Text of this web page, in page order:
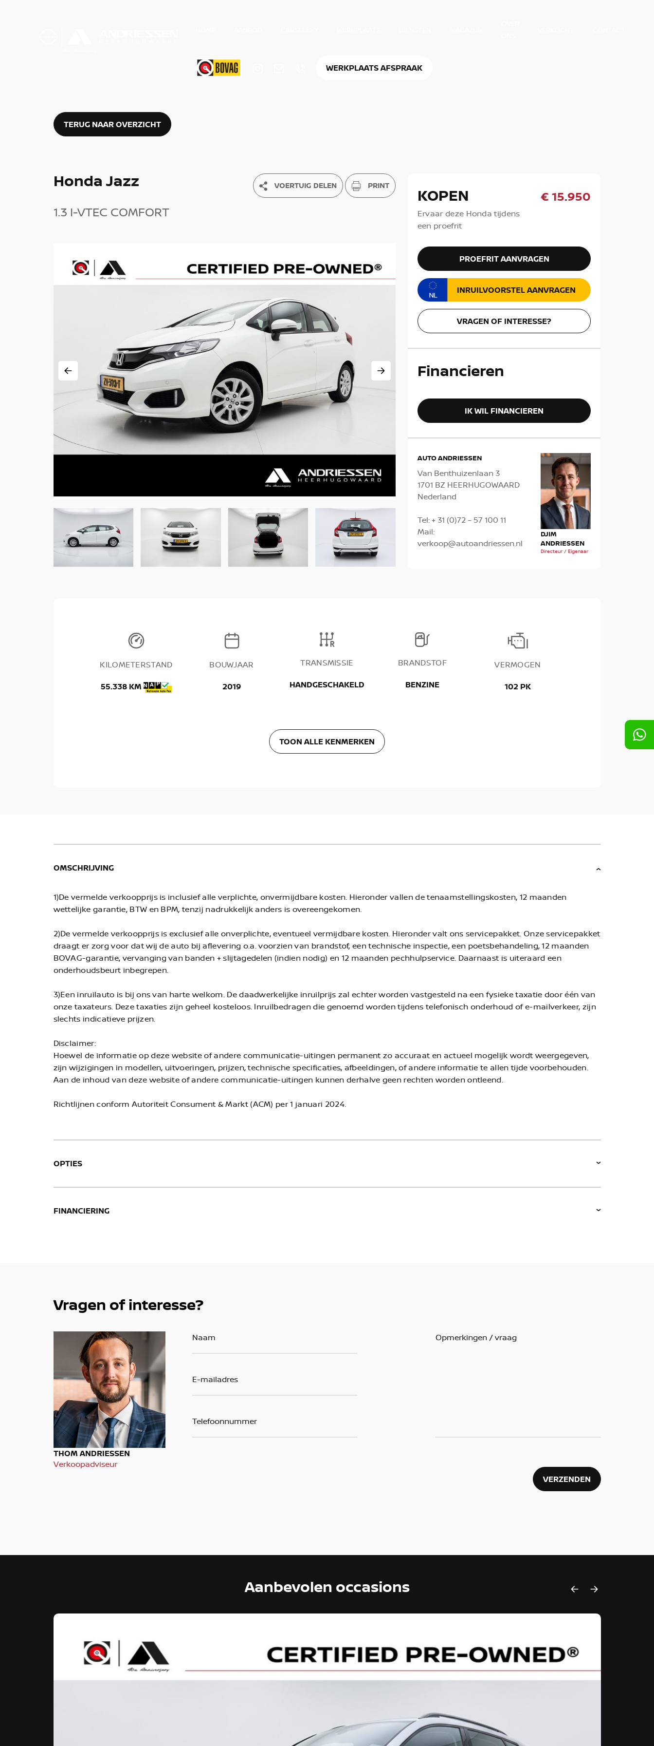
WERKPLAATS AFSPRAAK
TERUG NAAR OVERZICHT
Honda Jazz
1.3 I-VTEC COMFORT
VOERTUIG DELEN PRINT KOPEN
Ervaar deze Honda tijdens
een proefrit
€ 15.950
PROEFRIT AANVRAGEN
INRUILVOORSTEL AANVRAGEN
VRAGEN OF INTERESSE?
Financieren
IK WIL FINANCIEREN
DJIM
ANDRIESSEN
Directeur / Eigenaar
AUTO ANDRIESSEN
Van Benthuizenlaan 3
1701 BZ HEERHUGOWAARD
Nederland
Tel:+ 31 (0)72 – 57 100 11
Mail:
verkoop@autoandriessen.nl
KILOMETERSTAND
55.338 KM
BOUWJAAR
2019
TRANSMISSIE
HANDGESCHAKELD
BRANDSTOF
BENZINE
VERMOGEN
102 PK
TOON ALLE KENMERKEN
OMSCHRIJVING
1)De vermelde verkoopprijs is inclusief alle verplichte, onvermijdbare kosten. Hieronder vallen de tenaamstellingskosten, 12 maanden
wettelijke garantie, BTW en BPM, tenzij nadrukkelijk anders is overeengekomen.
2)De vermelde verkoopprijs is exclusief alle onverplichte, eventueel vermijdbare kosten. Hieronder valt ons servicepakket. Onze servicepakket
draagt er zorg voor dat wij de auto bij aflevering o.a. voorzien van brandstof, een technische inspectie, een poetsbehandeling, 12 maanden
BOVAG-garantie, vervanging van banden + slijtagedelen (indien nodig) en 12 maanden pechhulpservice. Daarnaast is uiteraard een
onderhoudsbeurt inbegrepen.
3)Een inruilauto is bij ons van harte welkom. De daadwerkelijke inruilprijs zal echter worden vastgesteld na een fysieke taxatie door één van
onze taxateurs. Deze taxaties zijn geheel kosteloos. Inruilbedragen die genoemd worden tijdens telefonisch onderhoud of e-mailverkeer, zijn
slechts indicatieve prijzen.
Disclaimer:
Hoewel de informatie op deze website of andere communicatie-uitingen permanent zo accuraat en actueel mogelijk wordt weergegeven,
zijn wijzigingen in modellen, uitvoeringen, prijzen, technische specificaties, afbeeldingen, of andere informatie te allen tijde voorbehouden.
Aan de inhoud van deze website of andere communicatie-uitingen kunnen derhalve geen rechten worden ontleend.
Richtlijnen conform Autoriteit Consument & Markt (ACM) per 1 januari 2024.
OPTIES
FINANCIERING
Vragen of interesse?
THOM ANDRIESSEN
Verkoopadviseur
VERZENDEN
Aanbevolen occasions